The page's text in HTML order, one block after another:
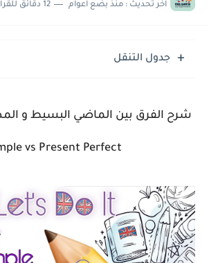
اخر تحديث : منذ بضع اعوام 12 دقائق للقراءة
جدول التنقل
vs Present Perfect